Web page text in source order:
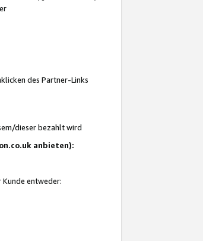
des Partner-Links
dieser bezahlt wird
anbieten):
entweder: